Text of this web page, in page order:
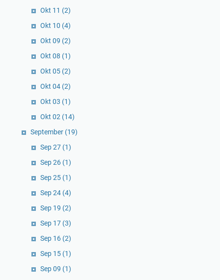
Okt 11 (2)
Okt 10 (4)
Okt 09 (2)
Okt 08 (1)
Okt 05 (2)
Okt 04 (2)
Okt 03 (1)
Okt 02 (14)
September (19)
Sep 27 (1)
Sep 26 (1)
Sep 25 (1)
Sep 24 (4)
Sep 19 (2)
Sep 17 (3)
Sep 16 (2)
Sep 15 (1)
Sep 09 (1)